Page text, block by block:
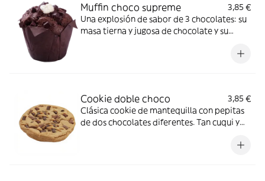
Muffin choco supreme
3,85 €
Una explosión de sabor de 3 chocolates: su
masa tierna y jugosa de chocolate y su
Cookie doble choco
3,85 €
Clásica cookie de mantequilla con pepitas
de dos chocolates diferentes. Tan cuqui y